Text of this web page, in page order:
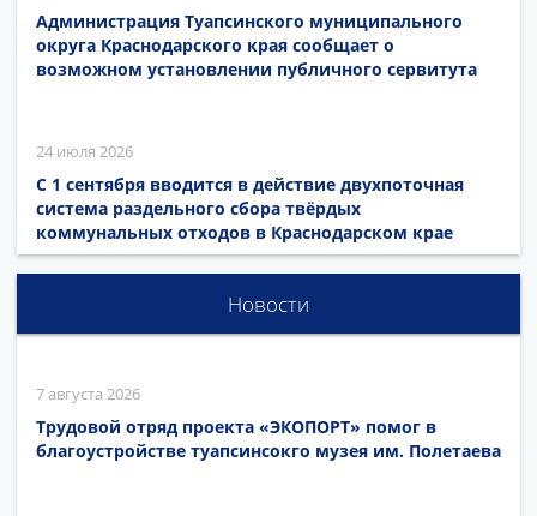
Администрация Туапсинского муниципального
округа Краснодарского края сообщает о
возможном установлении публичного сервитута
24 июля 2026
С 1 сентября вводится в действие двухпоточная
система раздельного сбора твёрдых
коммунальных отходов в Краснодарском крае
Новости
7 августа 2026
Трудовой отряд проекта «ЭКОПОРТ» помог в
благоустройстве туапсинсокго музея им. Полетаева